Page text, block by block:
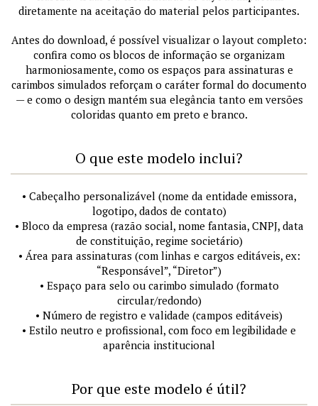
diretamente na aceitação do material pelos participantes.
Antes do download, é possível visualizar o layout completo:
confira como os blocos de informação se organizam
harmoniosamente, como os espaços para assinaturas e
carimbos simulados reforçam o caráter formal do documento
— e como o design mantém sua elegância tanto em versões
coloridas quanto em preto e branco.
O que este modelo inclui?
• Cabeçalho personalizável (nome da entidade emissora,
logotipo, dados de contato)
• Bloco da empresa (razão social, nome fantasia, CNPJ, data
de constituição, regime societário)
• Área para assinaturas (com linhas e cargos editáveis, ex:
“Responsável”, “Diretor”)
• Espaço para selo ou carimbo simulado (formato
circular/redondo)
• Número de registro e validade (campos editáveis)
• Estilo neutro e profissional, com foco em legibilidade e
aparência institucional
Por que este modelo é útil?